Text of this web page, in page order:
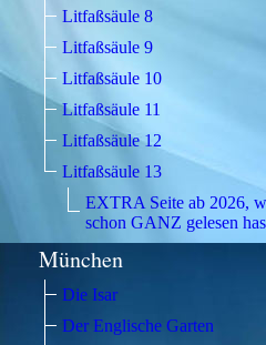
Litfaßsäule 8
Litfaßsäule 9
Litfaßsäule 10
Litfaßsäule 11
Litfaßsäule 12
Litfaßsäule 13
EXTRA Seite ab 2026,
schon GANZ gelesen
München
Die Isar
Der Englische Garten